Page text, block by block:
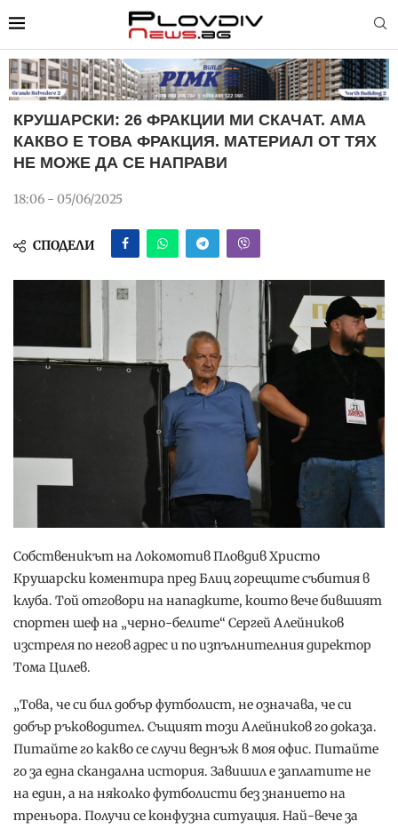
КРУШАРСКИ: 26 ФРАКЦИИ МИ СКАЧАТ. АМА
КАКВО Е ТОВА ФРАКЦИЯ. МАТЕРИАЛ ОТ ТЯХ
НЕ МОЖЕ ДА СЕ НАПРАВИ
18:06 - 05/06/2025
СПОДЕЛИ
Собственикът на Локомотив Пловдив Христо
Крушарски коментира пред Блиц горещите събития в
клуба. Той отговори на нападките, които вече бившият
спортен шеф на „черно-белите“ Сергей Алейников
изстреля по негов адрес и по изпълнителния директор
Тома Цилев.
„Това, че си бил добър футболист, не означава, че си
добър ръководител. Същият този Алейников го доказа.
Питайте го какво се случи веднъж в моя офис. Питайте
го за една скандална история. Завишил е заплатите не
на един, а на няколко футболисти без знанието на
треньора. Получи се конфузна ситуация. Най-вече за